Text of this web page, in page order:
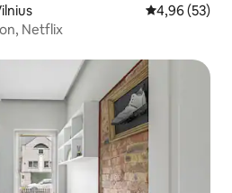
4,96 (53)
Netflix